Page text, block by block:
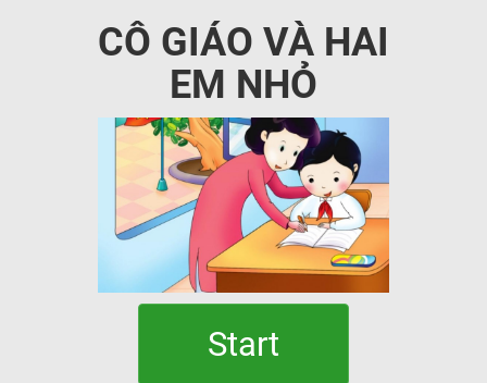
CÔ GIÁO VÀ HAI
EM NHỎ
Start